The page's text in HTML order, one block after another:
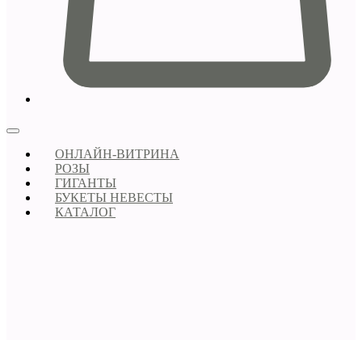
ОНЛАЙН-ВИТРИНА
РОЗЫ
ГИГАНТЫ
БУКЕТЫ НЕВЕСТЫ
КАТАЛОГ